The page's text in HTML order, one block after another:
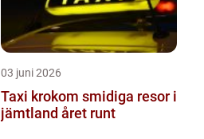
03 juni 2026
Taxi krokom smidiga resor i
jämtland året runt